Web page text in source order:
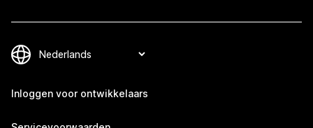
Inloggen voor ontwikkelaars